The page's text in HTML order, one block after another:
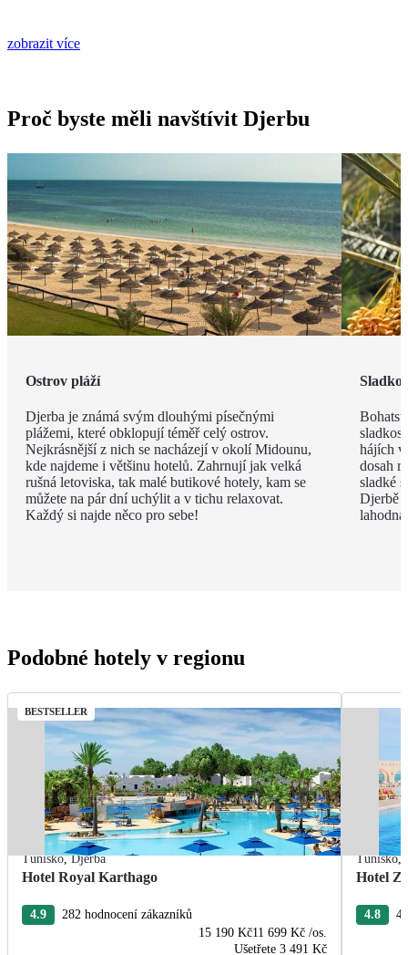
zobrazit více
Proč byste měli navštívit Djerbu
Ostrov pláží
Djerba je známá svým dlouhými písečnými
plážemi, které obklopují téměř celý ostrov.
Nejkrásnější z nich se nacházejí v okolí Midounu,
kde najdeme i většinu hotelů. Zahrnují jak velká
rušná letoviska, tak malé butikové hotely, kam se
můžete na pár dní uchýlit a v tichu relaxovat.
Každý si najde něco pro sebe!
hájích
dosah
sladké
Djerbě
Podobné hotely v regionu
BESTSELLER
Tunisko,Djerba
Hotel Royal Karthago
4.9
282 hodnocení zákazníků
15 190 Kč11 699 Kč /os.
Ušetřete 3 491 Kč
Tunisko,
Hotel
4.8